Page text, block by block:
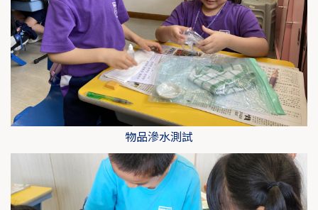
物品滲水測試